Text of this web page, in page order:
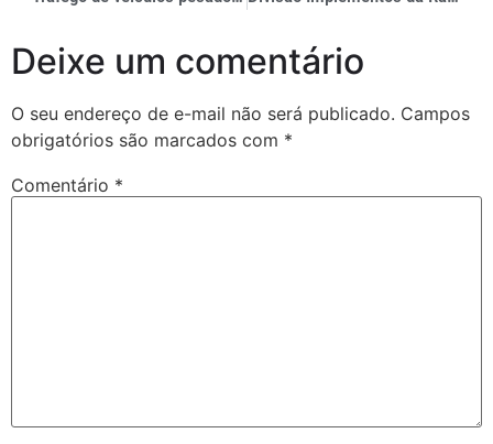
Deixe um comentário
O seu endereço de e-mail não será publicado. Campos
obrigatórios são marcados com *
Comentário *